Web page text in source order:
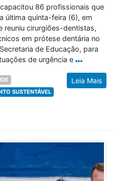
86 profissionais que
última quinta-feira (6), em
reuniu cirurgiões-dentistas,
em prótese dentária no
de Educação, para
de urgência e
Leia Mais
SUSTENTÁVEL